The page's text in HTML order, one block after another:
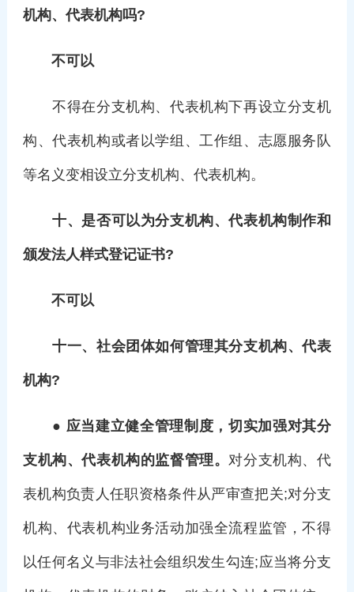
机构、代表机构吗?
不可以
不得在分支机构、代表机构下再设立分支机
构、代表机构或者以学组、工作组、志愿服务队
等名义变相设立分支机构、代表机构。
十、 是否可以为分支机构、代表机构制作和
颁发法人样式登记证书?
不可以
十一、社会团体如何管理其分支机构、代表
机构?
● 应当建立健全管理制度，切实加强对其分
支机构、代表机构的监督管理。 对分支机构、代
表机构负责人任职资格条件从严审查把关;对分支
机构、代表机构业务活动加强全流程监管，不得
以任何名义与非法社会组织发生勾连;应当将分支